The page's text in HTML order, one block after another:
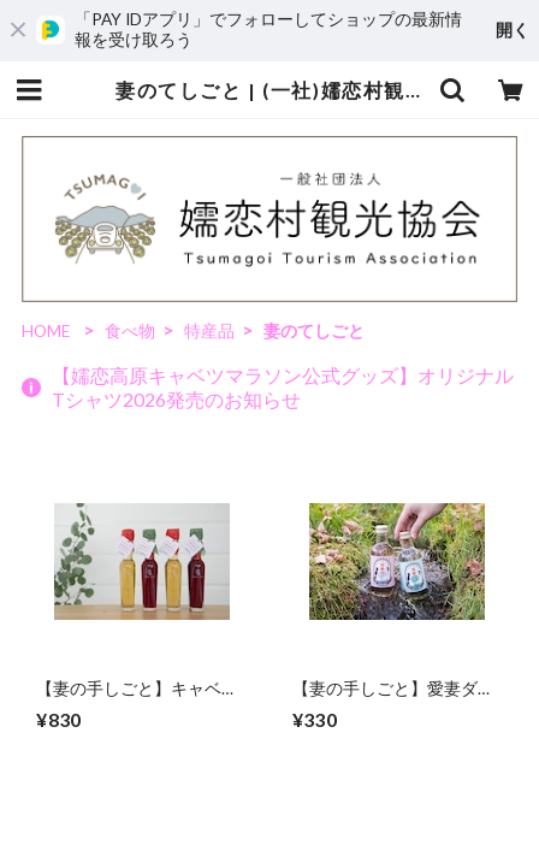
「PAY IDアプリ」でフォローしてショップの最新情
報を受け取ろう
開く
妻のてしごと | (一社)嬬恋村観光協会 - オンラインショップ
HOME 食べ物 特産品 妻のてしごと
【嬬恋高原キャベツマラソン公式グッズ】オリジナル
Tシャツ2026発売のお知らせ
【妻の手しごと】キャベツ
¥830
【妻の手しごと】愛妻ダー
¥330